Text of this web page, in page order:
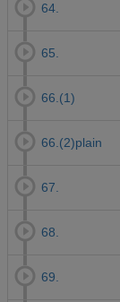
64.
65.
66.(1)
66.(2)plain
67.
68.
69.